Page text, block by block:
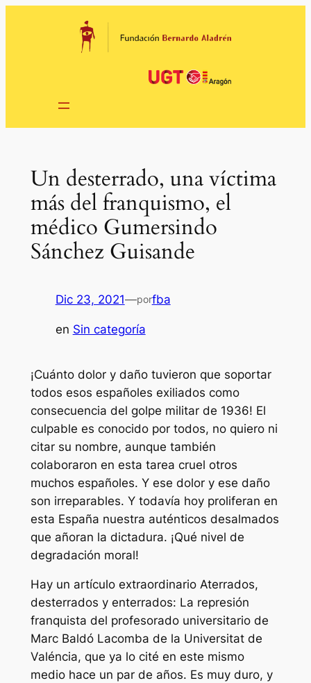
Un desterrado, una víctima
más del franquismo, el
médico Gumersindo
Sánchez Guisande
Dic 23, 2021—porfba
en Sin categoría
¡Cuánto dolor y daño tuvieron que soportar
todos esos españoles exiliados como
consecuencia del golpe militar de 1936! El
culpable es conocido por todos, no quiero ni
citar su nombre, aunque también
colaboraron en esta tarea cruel otros
muchos españoles. Y ese dolor y ese daño
son irreparables. Y todavía hoy proliferan en
esta España nuestra auténticos desalmados
que añoran la dictadura. ¡Qué nivel de
degradación moral!
Hay un artículo extraordinario Aterrados,
desterrados y enterrados: La represión
franquista del profesorado universitario de
Marc Baldó Lacomba de la Universitat de
Valéncia, que ya lo cité en este mismo
medio hace un par de años. Es muy duro, y